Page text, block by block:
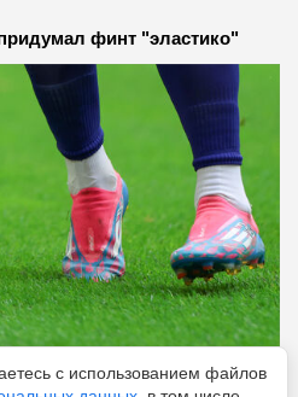
финт "эластико"
6 августа 2026
с использованием файлов